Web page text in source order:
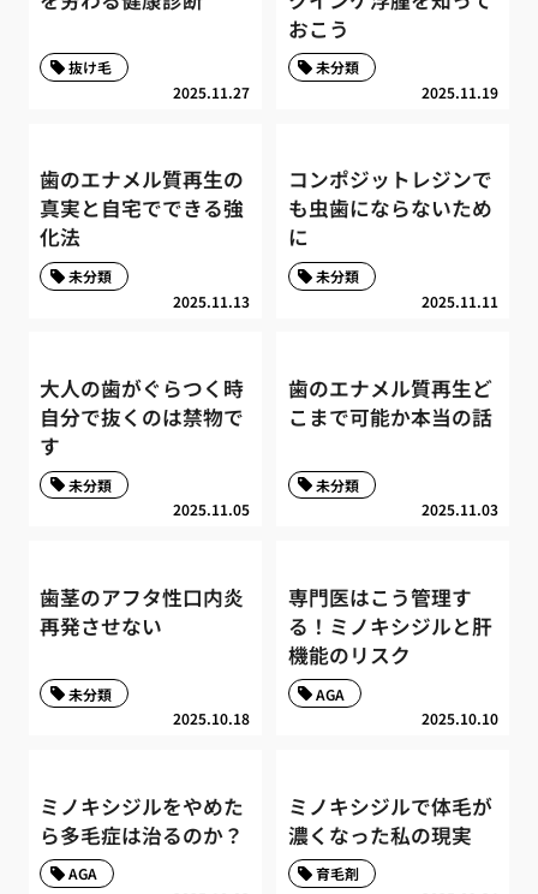
2025.11.27
抜け毛
おこう
2025.11.19
未分類
歯のエナメル質再生の
真実と自宅でできる強
化法
2025.11.13
未分類
コンポジットレジンで
も虫歯にならないため
に
2025.11.11
未分類
大人の歯がぐらつく時
自分で抜くのは禁物で
す
2025.11.05
未分類
歯のエナメル質再生ど
こまで可能か本当の話
2025.11.03
未分類
歯茎のアフタ性口内炎
再発させない
2025.10.18
未分類
専門医はこう管理す
る！ミノキシジルと肝
機能のリスク
2025.10.10
AGA
ミノキシジルをやめた
ら多毛症は治るのか？
AGA
ミノキシジルで体毛が
濃くなった私の現実
育毛剤